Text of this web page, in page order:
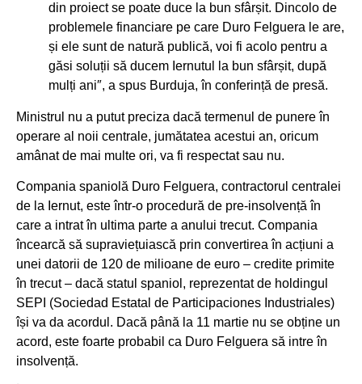
din proiect se poate duce la bun sfârșit. Dincolo de
problemele financiare pe care Duro Felguera le are,
și ele sunt de natură publică, voi fi acolo pentru a
găsi soluții să ducem Iernutul la bun sfârșit, după
mulți ani″, a spus Burduja, în conferință de presă.
Ministrul nu a putut preciza dacă termenul de punere în
operare al noii centrale, jumătatea acestui an, oricum
amânat de mai multe ori, va fi respectat sau nu.
Compania spaniolă Duro Felguera, contractorul centralei
de la Iernut, este într-o procedură de pre-insolvență în
care a intrat în ultima parte a anului trecut. Compania
încearcă să supraviețuiască prin convertirea în acțiuni a
unei datorii de 120 de milioane de euro – credite primite
în trecut – dacă statul spaniol, reprezentat de holdingul
SEPI (Sociedad Estatal de Participaciones Industriales)
își va da acordul. Dacă până la 11 martie nu se obține un
acord, este foarte probabil ca Duro Felguera să intre în
insolvență.